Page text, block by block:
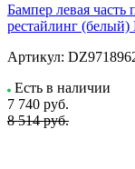
Бампер левая
рестайлинг (белый)
Артикул:
Есть в наличии
7 740 руб.
8 514 руб.